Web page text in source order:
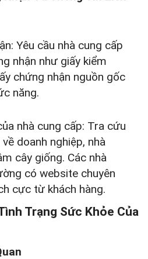
Yêu cầu nhà cung cấp
nhận như giấy kiểm
chứng nhận nguồn gốc
năng.
nhà cung cấp: Tra cứu
doanh nghiệp, nhà
cây giống. Các nhà
có website chuyên
cực từ khách hàng.
Trạng Sức Khỏe Của